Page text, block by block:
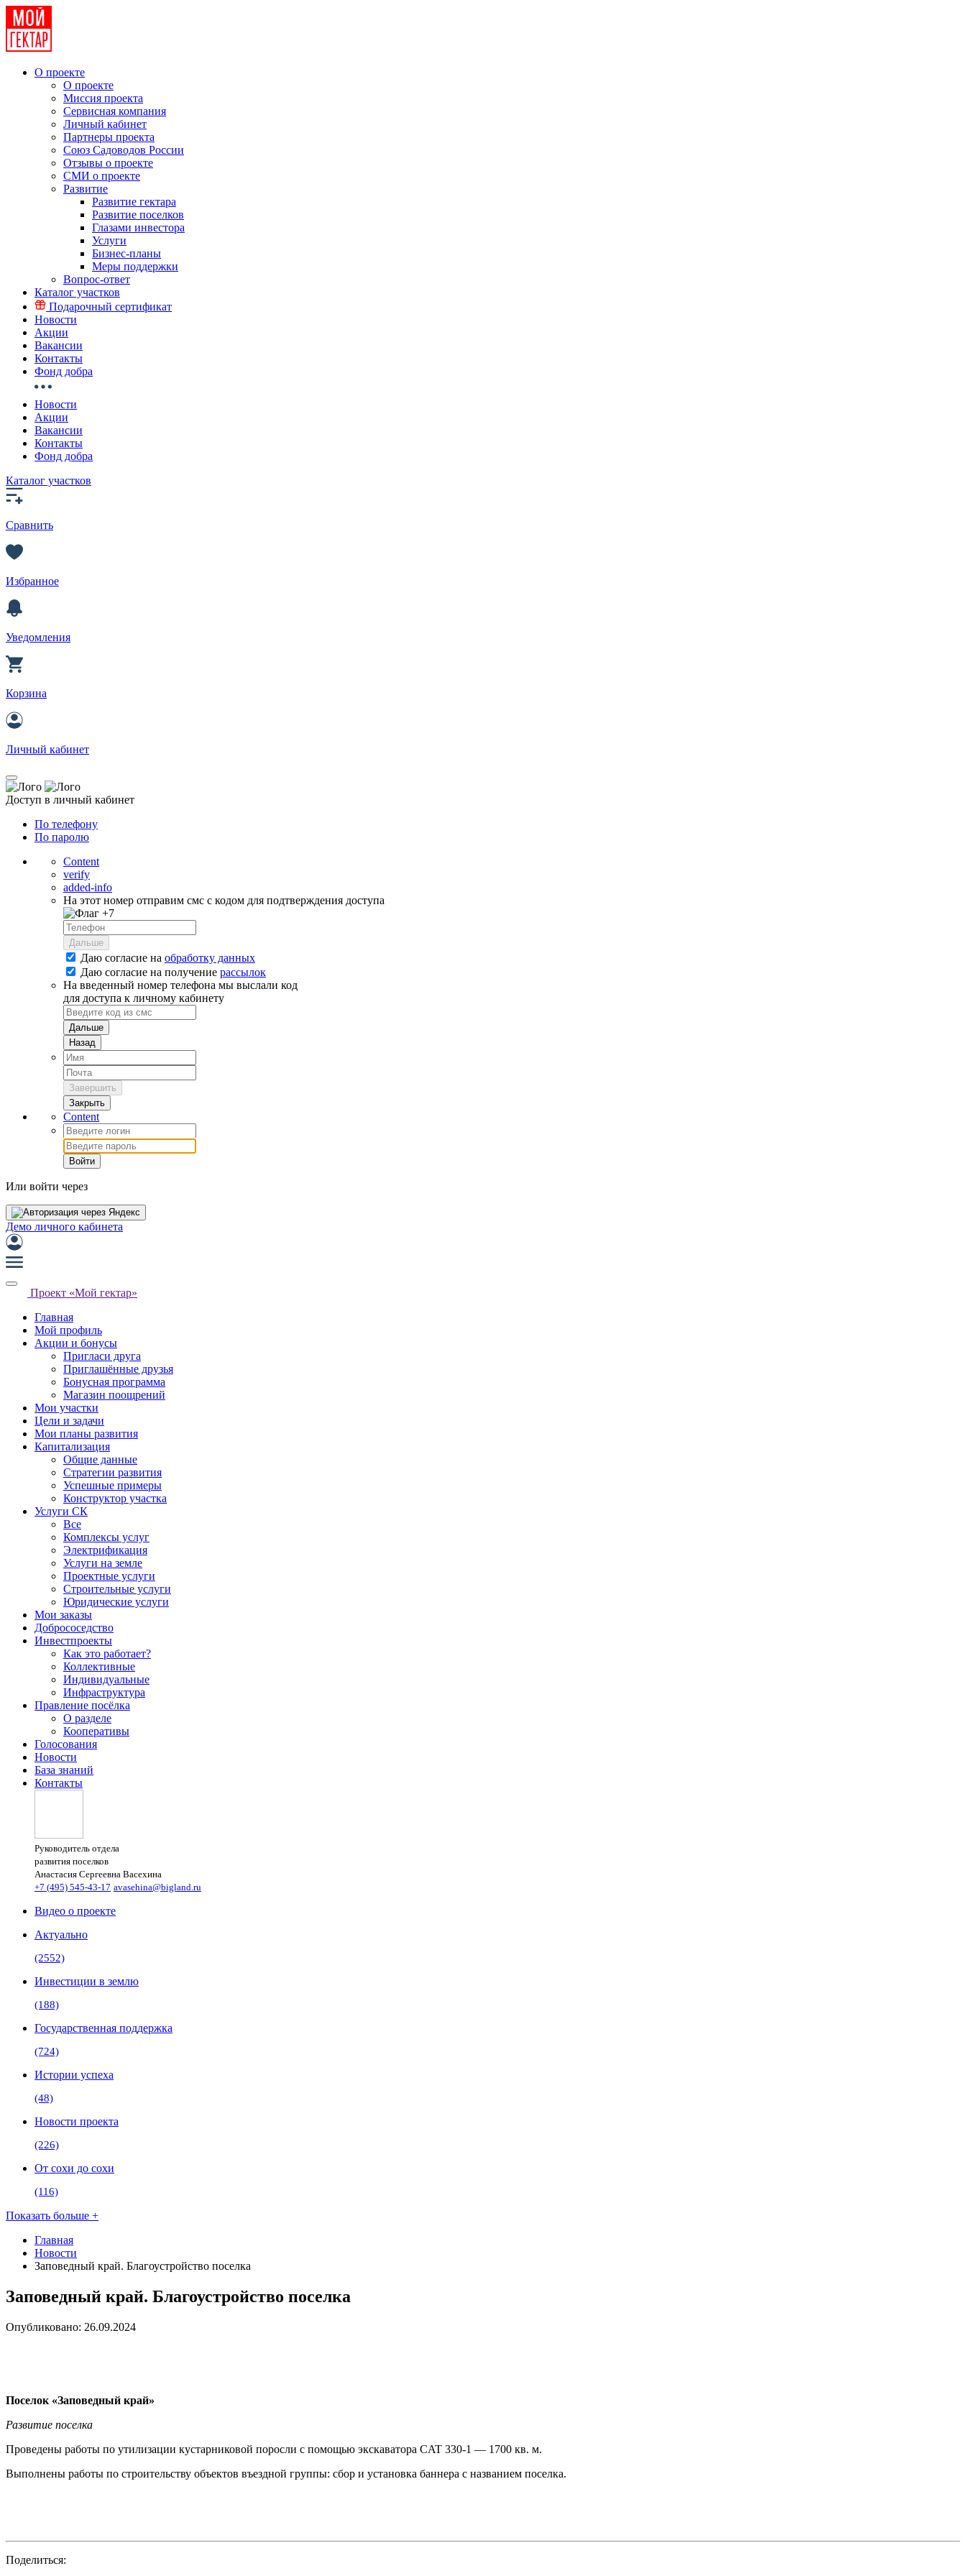
О проекте
О проекте
Миссия проекта
Сервисная компания
Личный кабинет
Партнеры проекта
Союз Садоводов России
Отзывы о проекте
СМИ о проекте
Развитие
Развитие гектара
Развитие поселков
Глазами инвестора
Услуги
Бизнес-планы
Меры поддержки
Вопрос-ответ
Каталог участков
Подарочный сертификат
Новости
Акции
Вакансии
Контакты
Фонд добра
Новости
Акции
Вакансии
Контакты
Фонд добра
Каталог участков
Сравнить
Избранное
Уведомления
Корзина
Личный кабинет
Доступ в личный кабинет
По телефону
По паролю
Content
verify
added-info
На этот номер отправим смс с кодом для подтверждения доступа
+7
Дальше
Даю согласие на обработку данных
Даю согласие на получение рассылок
На введенный номер телефона мы выслали код
для доступа к личному кабинету
Дальше
Назад
Завершить
Закрыть
Content
Войти
Или войти через
Демо личного кабинета
Проект «Мой гектар»
Главная
Мой профиль
Акции и бонусы
Пригласи друга
Приглашённые друзья
Бонусная программа
Магазин поощрений
Мои участки
Цели и задачи
Мои планы развития
Капитализация
Общие данные
Стратегии развития
Успешные примеры
Конструктор участка
Услуги СК
Все
Комплексы услуг
Электрификация
Услуги на земле
Проектные услуги
Строительные услуги
Юридические услуги
Мои заказы
Добрососедство
Инвестпроекты
Как это работает?
Коллективные
Индивидуальные
Инфраструктура
Правление посёлка
О разделе
Кооперативы
Голосования
Новости
База знаний
Контакты
Руководитель отдела
развития поселков
Анастасия Сергеевна Васехина
+7 (495) 545-43-17 avasehina@bigland.ru
Видео о проекте
Актуально
(2552)
Инвестиции в землю
(188)
Государственная поддержка
(724)
Истории успеха
(48)
Новости проекта
(226)
От сохи до сохи
(116)
Показать больше +
Главная
Новости
Заповедный край. Благоустройство поселка
Заповедный край. Благоустройство поселка
Опубликовано: 26.09.2024
Поселок «Заповедный край»
Развитие поселка
Проведены работы по утилизации кустарниковой поросли с помощью экскаватора CAT 330-1 — 1700 кв. м.
Выполнены работы по строительству объектов въездной группы: сбор и установка баннера с названием поселка.
Поделиться: